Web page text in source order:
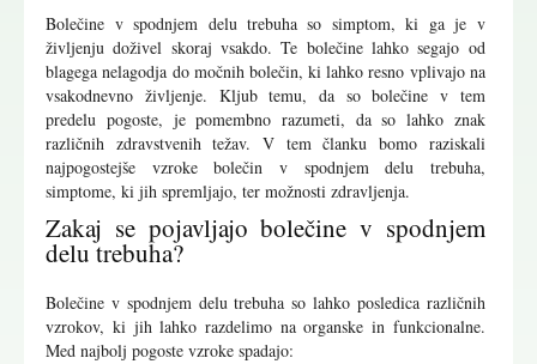
Bolečine v spodnjem delu trebuha so simptom, ki ga je v
življenju doživel skoraj vsakdo. Te bolečine lahko segajo od
blagega nelagodja do močnih bolečin, ki lahko resno vplivajo na
vsakodnevno življenje. Kljub temu, da so bolečine v tem
predelu pogoste, je pomembno razumeti, da so lahko znak
različnih zdravstvenih težav. V tem članku bomo raziskali
najpogostejše vzroke bolečin v spodnjem delu trebuha,
simptome, ki jih spremljajo, ter možnosti zdravljenja.
Zakaj se pojavljajo bolečine v spodnjem
delu trebuha?
Bolečine v spodnjem delu trebuha so lahko posledica različnih
vzrokov, ki jih lahko razdelimo na organske in funkcionalne.
Med najbolj pogoste vzroke spadajo: